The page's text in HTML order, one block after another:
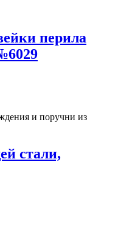
перила
стали,